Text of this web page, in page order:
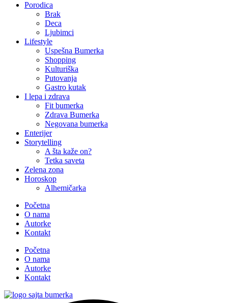
Porodica
Brak
Deca
Ljubimci
Lifestyle
Uspešna Bumerka
Shopping
Kulturiška
Putovanja
Gastro kutak
I lepa i zdrava
Fit bumerka
Zdrava Bumerka
Negovana bumerka
Enterijer
Storytelling
A šta kaže on?
Tetka saveta
Zelena zona
Horoskop
Alhemičarka
Početna
O nama
Autorke
Kontakt
Početna
O nama
Autorke
Kontakt